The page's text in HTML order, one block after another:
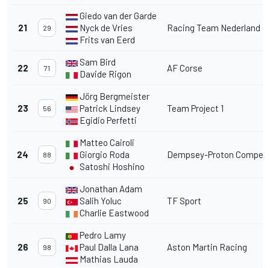
21 29
Giedo van der Garde
Nyck de Vries
Frits van Eerd
Racing Team Nederland
22 71
Sam Bird
Davide Rigon
AF Corse
23 56
Jörg Bergmeister
Patrick Lindsey
Egidio Perfetti
Team Project 1
24 88
Matteo Cairoli
Giorgio Roda
Satoshi Hoshino
Dempsey-Proton
25 90
Jonathan Adam
Salih Yoluc
Charlie Eastwood
TF Sport
26 98
Pedro Lamy
Paul Dalla Lana
Mathias Lauda
Aston Martin Racing